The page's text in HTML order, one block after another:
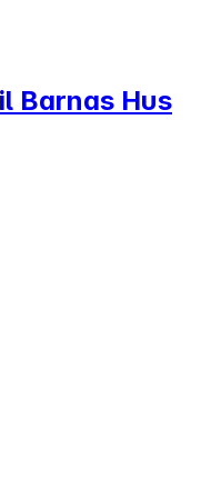
Barnas Hus